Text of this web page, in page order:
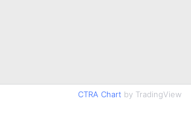
CTRA Chart by TradingView